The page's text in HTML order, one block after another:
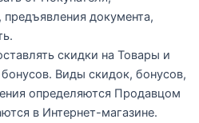
документа,
скидки на Товары и
Виды скидок, бонусов,
определяются Продавцом
в Интернет-магазине.